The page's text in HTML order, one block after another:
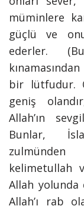
müminlere
güçlü ve
ederler.
bir lütfudur.
geniş
Allah’ın
Bunlar,
zulmünden
kelimetullah
Allah yolunda
Allah’ı rab